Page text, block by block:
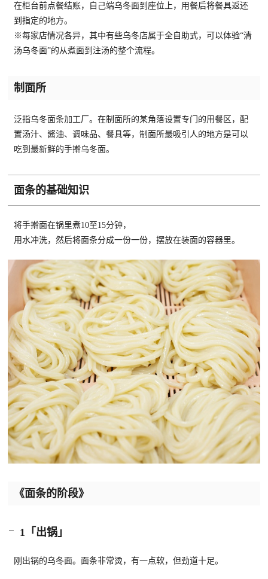
在柜台前点餐结账，自己端乌冬面到座位上，用餐后将餐具返还
到指定的地方。
※每家店情况各异，其中有些乌冬店属于全自助式，可以体验“清
汤乌冬面”的从煮面到注汤的整个流程。
制面所
泛指乌冬面条加工厂。在制面所的某角落设置专门的用餐区，配
置汤汁、酱油、调味品、餐具等，制面所最吸引人的地方是可以
吃到最新鲜的手擀乌冬面。
面条的基础知识
将手擀面在锅里煮10至15分钟，
用水冲洗，然后将面条分成一份一份，摆放在装面的容器里。
《面条的阶段》
1「出锅」
刚出锅的乌冬面。面条非常烫，有一点软，但劲道十足。